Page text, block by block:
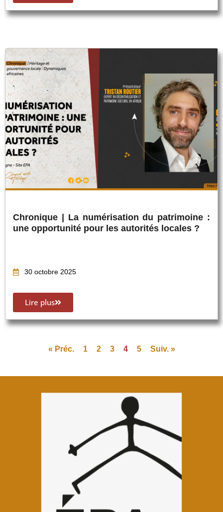
Chronique | La numérisation du patrimoine :
une opportunité pour les autorités locales ?
30 octobre 2025
Lire plus
« Préc. 1 2 3 4 5 Suiv. »